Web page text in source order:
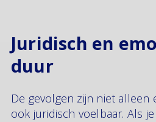
Juridisch en
duur
De gevolgen zijn niet alleen
ook juridisch voelbaar. Als